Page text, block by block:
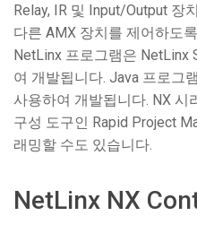
Relay, IR 및 Input/Output 장
다른 AMX 장치를 제어하도
NetLinx 프로그램은 NetLinx
여 개발됩니다. Java 프로그
사용하여 개발됩니다. NX
구성 도구인 Rapid Project
래밍할 수도 있습니다.
NetLinx NX